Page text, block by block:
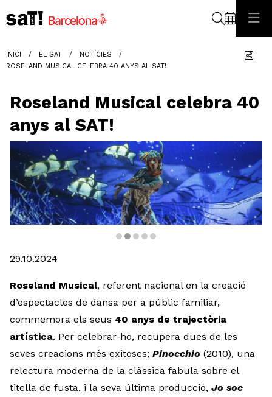
INICI EL SAT
NOTÍCIES
ROSELAND MUSICAL CELEBRA 40 ANYS AL SAT!
Roseland Musical celebra 40
anys al SAT!
29.10.2024
Roseland Musical, referent nacional en la creació
d’espectacles de dansa per a públic familiar,
commemora els seus 40 anys de trajectòria
artística. Per celebrar-ho, recupera dues de les
seves creacions més exitoses; Pinocchio (2010), una
relectura moderna de la clàssica fabula sobre el
titella de fusta, i la seva última producció, Jo soc